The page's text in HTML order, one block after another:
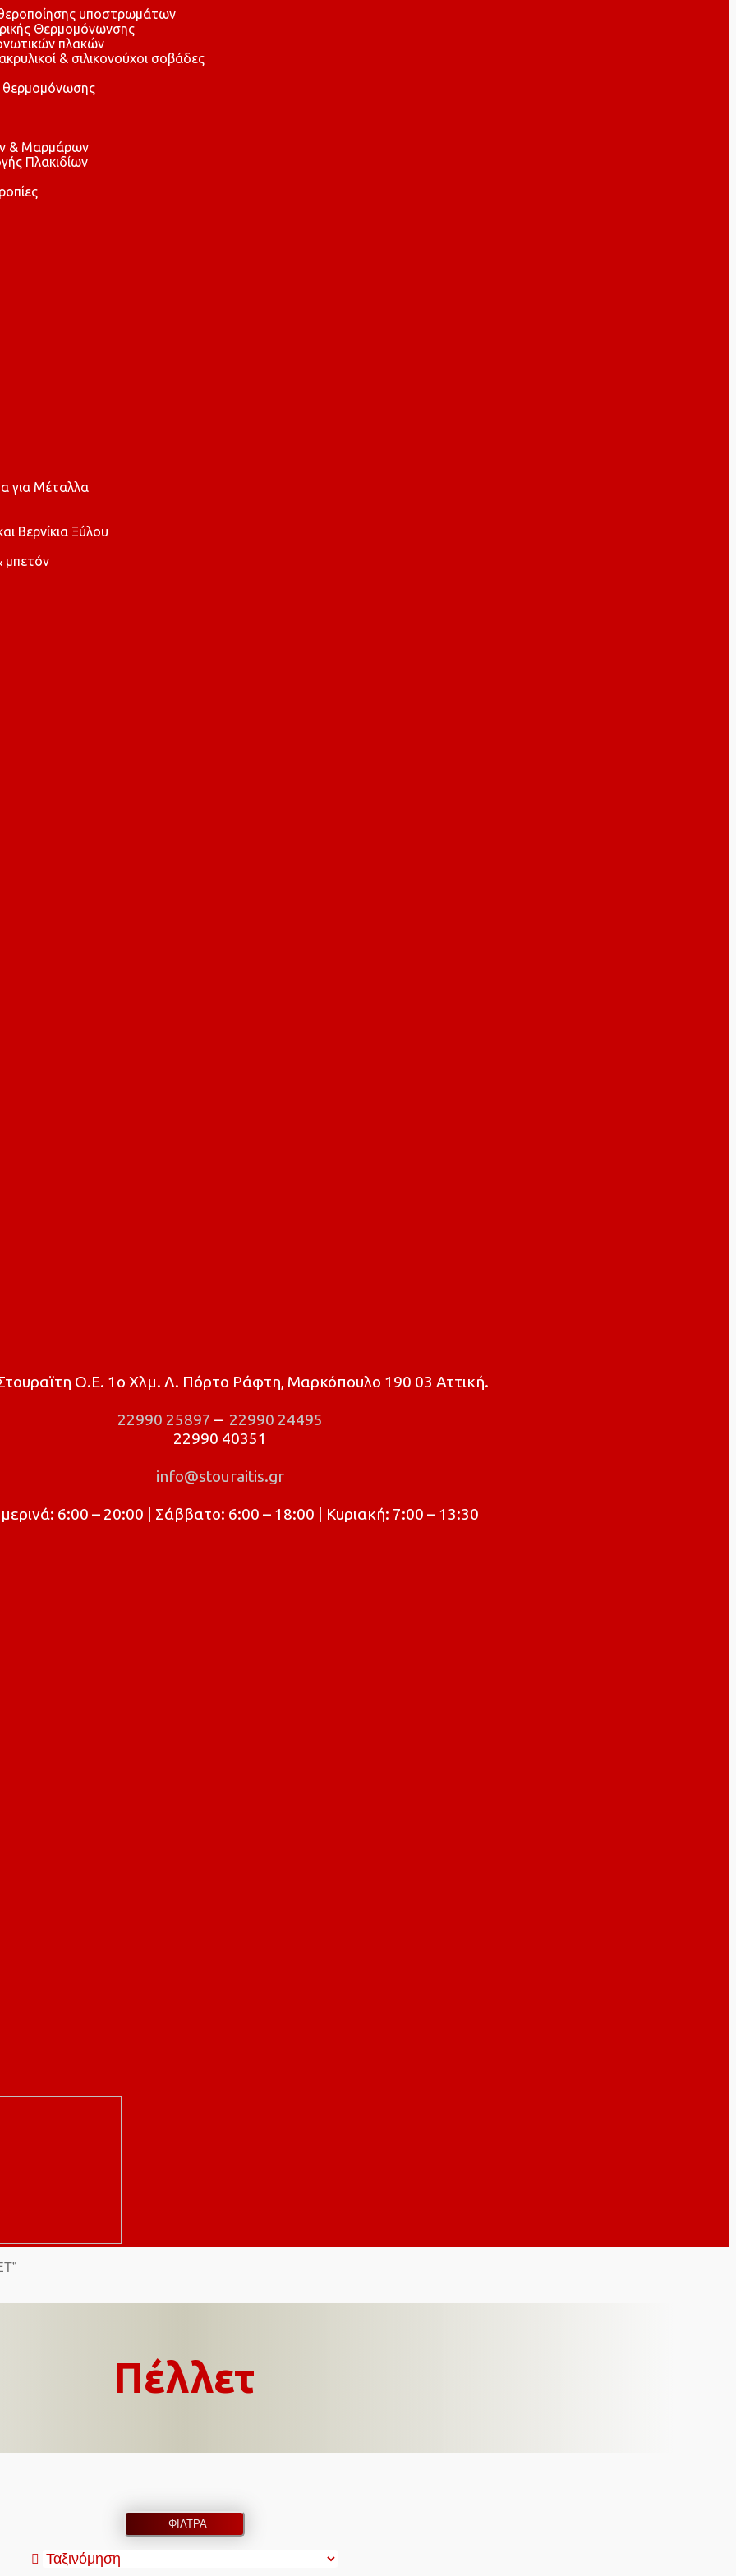
υποστρωμάτων
Θερμομόνωνσης
πλακών
& σιλικονούχοι σοβάδες
& Μαρμάρων
Πλακιδίων
για Μέταλλα
Βερνίκια Ξύλου
μπετόν
Ο.Ε. 1ο Χλμ. Λ. Πόρτο Ράφτη, Μαρκόπουλο 190 03 Αττική.
22990 25897 – 22990 24495
22990 40351
info@stouraitis.gr
6:00 – 20:00 | Σάββατο: 6:00 – 18:00 | Κυριακή: 7:00 – 13:30
Πέλλετ
ΦΙΛΤΡΑ